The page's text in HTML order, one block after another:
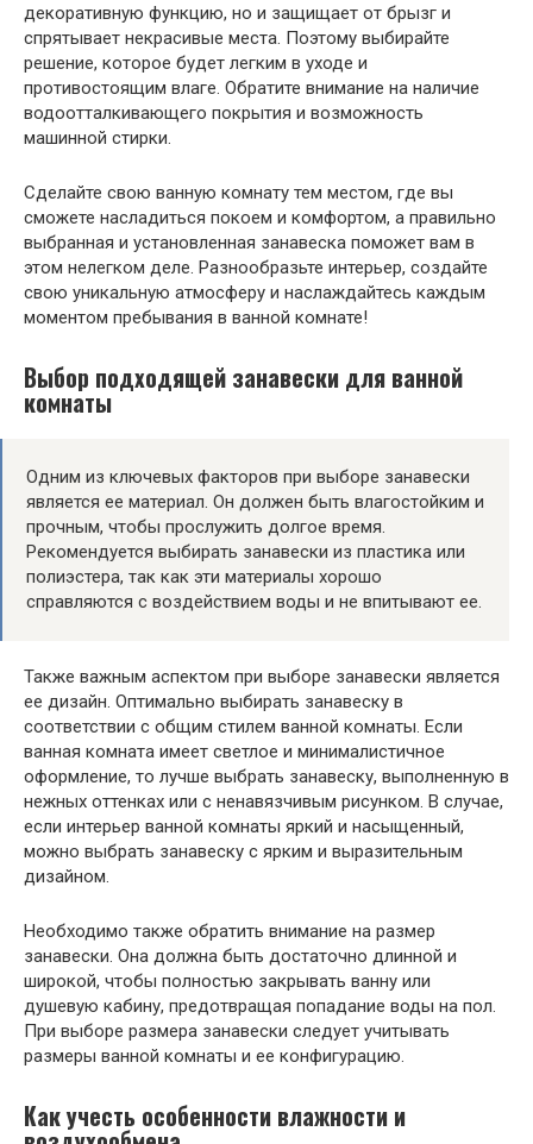
декоративную функцию, но и защищает от брызг и
спрятывает некрасивые места. Поэтому выбирайте
решение, которое будет легким в уходе и
противостоящим влаге. Обратите внимание на наличие
водоотталкивающего покрытия и возможность
машинной стирки.
Сделайте свою ванную комнату тем местом, где вы
сможете насладиться покоем и комфортом, а правильно
выбранная и установленная занавеска поможет вам в
этом нелегком деле. Разнообразьте интерьер, создайте
свою уникальную атмосферу и наслаждайтесь каждым
моментом пребывания в ванной комнате!
Выбор подходящей занавески для ванной
комнаты
Одним из ключевых факторов при выборе занавески
является ее материал. Он должен быть влагостойким и
прочным, чтобы прослужить долгое время.
Рекомендуется выбирать занавески из пластика или
полиэстера, так как эти материалы хорошо
справляются с воздействием воды и не впитывают ее.
Также важным аспектом при выборе занавески является
ее дизайн. Оптимально выбирать занавеску в
соответствии с общим стилем ванной комнаты. Если
ванная комната имеет светлое и минималистичное
оформление, то лучше выбрать занавеску, выполненную в
нежных оттенках или с ненавязчивым рисунком. В случае,
если интерьер ванной комнаты яркий и насыщенный,
можно выбрать занавеску с ярким и выразительным
дизайном.
Необходимо также обратить внимание на размер
занавески. Она должна быть достаточно длинной и
широкой, чтобы полностью закрывать ванну или
душевую кабину, предотвращая попадание воды на пол.
При выборе размера занавески следует учитывать
размеры ванной комнаты и ее конфигурацию.
Как учесть особенности влажности и